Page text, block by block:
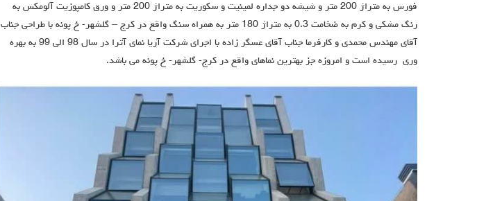
فورس به متراژ 200 متر و شیشه دو جداره لمینیت و سکوریت به متراژ 200 متر و ورق کامپوزیت آلومکس به
رنگ مشکی و کرم به ضخامت 0.3 به متراژ 180 متر به همراه سنگ واقع در کرج – گلشهر- خ پونه با طراحی جناب
آقای مهندس محمدی و کارفرما جناب آقای عسگر زاده با اجرای شرکت آریا نمای آترا در سال 98 الی 99 به بهره
وری رسیده است و امروزه جز بهترین نماهای واقع در کرج- گلشهر- خ پونه می باشد.